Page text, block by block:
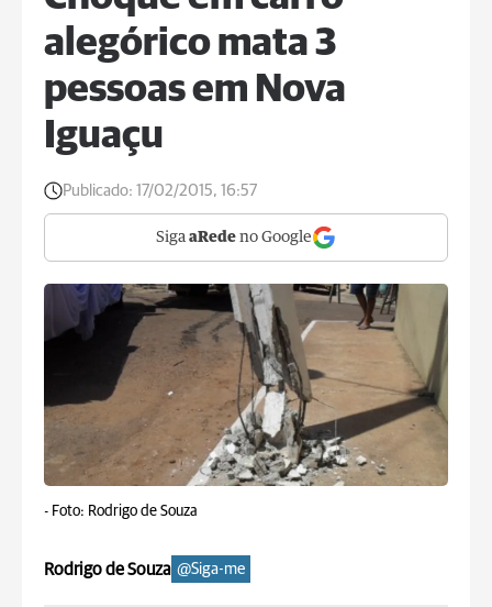
alegórico mata 3
pessoas em Nova
Iguaçu
Publicado: 17/02/2015, 16:57
Siga aRede no Google
- Foto: Rodrigo de Souza
Rodrigo de Souza @Siga-me